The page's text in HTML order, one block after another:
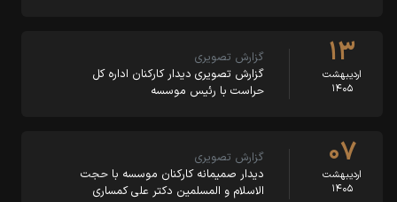
۱۳
اردیبهشت
۱۴۰۵
گزارش تصویری
گزارش تصویری دیدار کارکنان اداره کل
حراست با رئیس موسسه
۰۷
اردیبهشت
۱۴۰۵
گزارش تصویری
دیدار صمیمانه کارکنان موسسه با حجت
الاسلام و المسلمین دکتر علی کمساری